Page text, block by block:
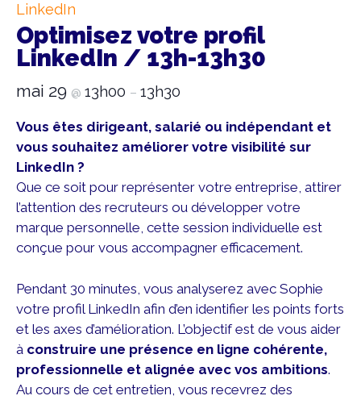
LinkedIn
Optimisez votre profil
LinkedIn / 13h-13h30
mai 29 @ 13h00 – 13h30
Vous êtes dirigeant, salarié ou indépendant et
vous souhaitez améliorer votre visibilité sur
LinkedIn ?
Que ce soit pour représenter votre entreprise, attirer
l’attention des recruteurs ou développer votre
marque personnelle, cette session individuelle est
conçue pour vous accompagner efficacement.
Pendant 30 minutes, vous analyserez avec Sophie
votre profil LinkedIn afin d’en identifier les points forts
et les axes d’amélioration. L’objectif est de vous aider
à construire une présence en ligne cohérente,
professionnelle et alignée avec vos ambitions.
Au cours de cet entretien, vous recevrez des